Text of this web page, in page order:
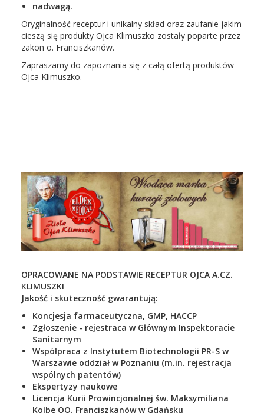
nadwagą.
Oryginalność receptur i unikalny skład oraz zaufanie jakim
cieszą się produkty Ojca Klimuszko zostały poparte przez
zakon o. Franciszkanów.
Zapraszamy do zapoznania się z całą ofertą produktów
Ojca Klimuszko.
OPRACOWANE NA PODSTAWIE RECEPTUR OJCA A.CZ.
KLIMUSZKI
Jakość i skuteczność gwarantują:
Koncjesja farmaceutyczna, GMP, HACCP
Zgłoszenie - rejestraca w Głównym Inspektoracie
Sanitarnym
Współpraca z Instytutem Biotechnologii PR-S w
Warszawie oddział w Poznaniu (m.in. rejestracja
wspólnych patentów)
Ekspertyzy naukowe
Licencja Kurii Prowincjonalnej św. Maksymiliana
Kolbe OO. Franciszkanów w Gdańsku